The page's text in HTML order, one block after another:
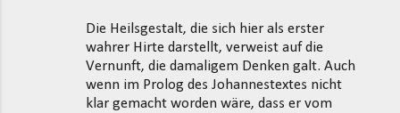
Die Heilsgestalt, die sich hier als erster
wahrer Hirte darstellt, verweist auf die
Vernunft, die damaligem Denken galt. Auch
wenn im Prolog des Johannestextes nicht
klar gemacht worden wäre, dass er vom